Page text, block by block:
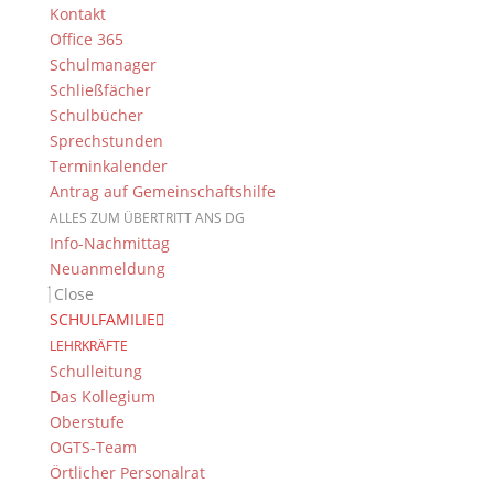
Kontakt
Office 365
Schulmanager
Schließfächer
Schulbücher
Sprechstunden
Terminkalender
Antrag auf Gemeinschaftshilfe
ALLES ZUM ÜBERTRITT ANS DG
Info-Nachmittag
Neuanmeldung
Close
SCHULFAMILIE
LEHRKRÄFTE
Schulleitung
Das Kollegium
Oberstufe
OGTS-Team
Örtlicher Personalrat
Suche
Newsarchiv
Newsarchiv
Das DG
Dientzenhofer-Gymnasium Bamberg